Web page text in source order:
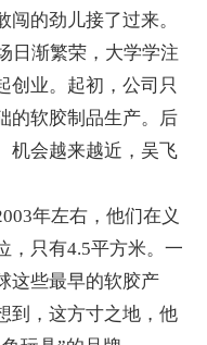
的劲儿接了过来。
日渐繁荣，大学学注
创业。起初，公司只
的软胶制品生产。后
机会越来越近，吴飞
年左右，他们在义
，只有4.5平方米。一
这些最早的软胶产
到，这方寸之地，他